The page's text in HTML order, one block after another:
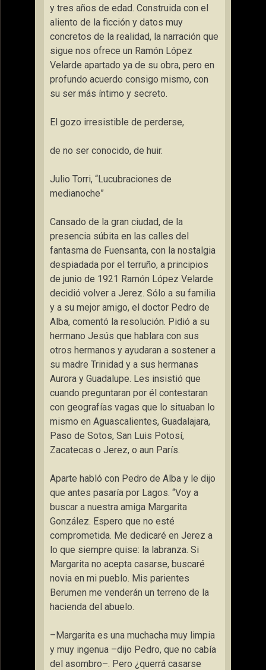
y tres años de edad. Construida con el
aliento de la ficción y datos muy
concretos de la realidad, la narración que
sigue nos ofrece un Ramón López
Velarde apartado ya de su obra, pero en
profundo acuerdo consigo mismo, con
su ser más íntimo y secreto.
El gozo irresistible de perderse,
de no ser conocido, de huir.
Julio Torri, “Lucubraciones de
medianoche”
Cansado de la gran ciudad, de la
presencia súbita en las calles del
fantasma de Fuensanta, con la nostalgia
despiadada por el terruño, a principios
de junio de 1921 Ramón López Velarde
decidió volver a Jerez. Sólo a su familia
y a su mejor amigo, el doctor Pedro de
Alba, comentó la resolución. Pidió a su
hermano Jesús que hablara con sus
otros hermanos y ayudaran a sostener a
su madre Trinidad y a sus hermanas
Aurora y Guadalupe. Les insistió que
cuando preguntaran por él contestaran
con geografías vagas que lo situaban lo
mismo en Aguascalientes, Guadalajara,
Paso de Sotos, San Luis Potosí,
Zacatecas o Jerez, o aun París.
Aparte habló con Pedro de Alba y le dijo
que antes pasaría por Lagos. “Voy a
buscar a nuestra amiga Margarita
González. Espero que no esté
comprometida. Me dedicaré en Jerez a
lo que siempre quise: la labranza. Si
Margarita no acepta casarse, buscaré
novia en mi pueblo. Mis parientes
Berumen me venderán un terreno de la
hacienda del abuelo.
–Margarita es una muchacha muy limpia
y muy ingenua –dijo Pedro, que no cabía
del asombro–. Pero ¿querrá casarse